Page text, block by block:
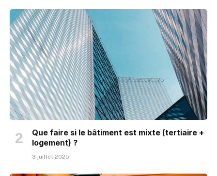
Que faire si le bâtiment est mixte (tertiaire +
logement) ?
3 juillet 2025